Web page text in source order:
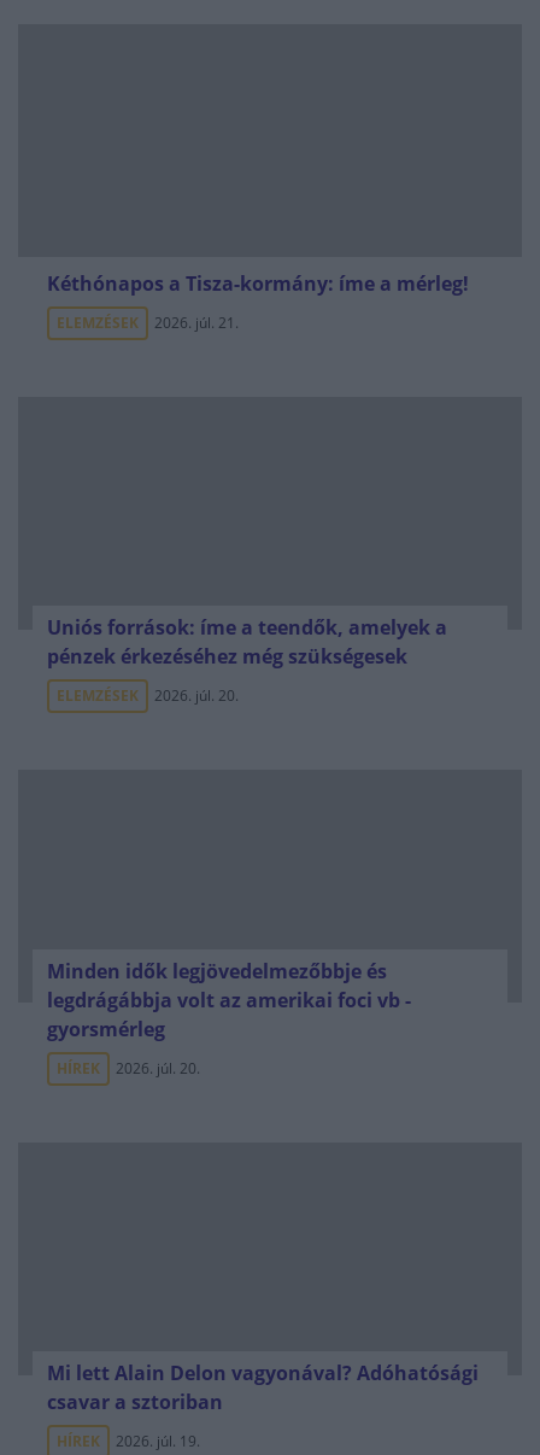
Kéthónapos a Tisza-kormány: íme a mérleg!
ELEMZÉSEK 2026. júl. 21.
Uniós források: íme a teendők, amelyek a
pénzek érkezéséhez még szükségesek
ELEMZÉSEK 2026. júl. 20.
Minden idők legjövedelmezőbbje és
legdrágábbja volt az amerikai foci vb -
gyorsmérleg
HÍREK 2026. júl. 20.
Mi lett Alain Delon vagyonával? Adóhatósági
csavar a sztoriban
HÍREK 2026. júl. 19.